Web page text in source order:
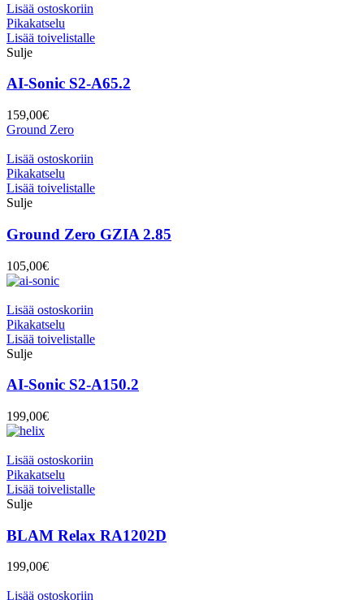
Lisää ostoskoriin
Pikakatselu
Lisää toivelistalle
Sulje
AI-Sonic S2-A65.2
159,00€
Ground Zero
Lisää ostoskoriin
Pikakatselu
Lisää toivelistalle
Sulje
Ground Zero GZIA 2.85
105,00€
Lisää ostoskoriin
Pikakatselu
Lisää toivelistalle
Sulje
AI-Sonic S2-A150.2
199,00€
Lisää ostoskoriin
Pikakatselu
Lisää toivelistalle
Sulje
BLAM Relax RA1202D
199,00€
Lisää ostoskoriin